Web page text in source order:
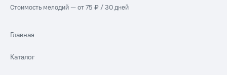
Стоимость мелодий — от 75 ₽ / 30 дней
Главная
Каталог